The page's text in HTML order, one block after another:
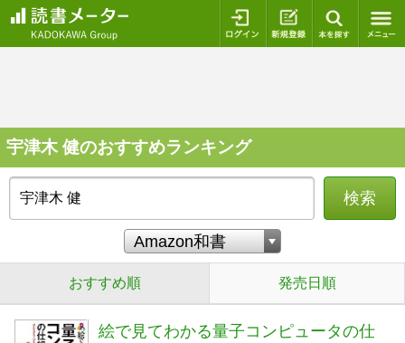
ログイン 新規登録
宇津木 健のおすすめランキング
検索
おすすめ順 発売日順
絵で見てわかる量子コンピュータの仕